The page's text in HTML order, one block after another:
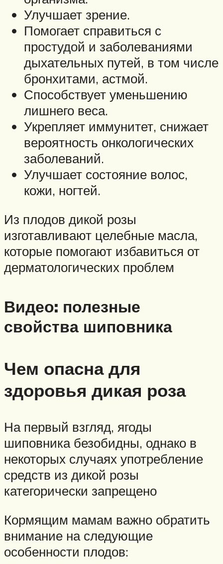
Улучшает зрение.
Помогает справиться с
простудой и заболеваниями
дыхательных путей, в том числе
бронхитами, астмой.
Способствует уменьшению
лишнего веса.
Укрепляет иммунитет, снижает
вероятность онкологических
заболеваний.
Улучшает состояние волос,
кожи, ногтей.
Из плодов дикой розы
изготавливают целебные масла,
которые помогают избавиться от
дерматологических проблем
Видео: полезные
свойства шиповника
Чем опасна для
здоровья дикая роза
На первый взгляд, ягоды
шиповника безобидны, однако в
некоторых случаях употребление
средств из дикой розы
категорически запрещено
Кормящим мамам важно обратить
внимание на следующие
особенности плодов: